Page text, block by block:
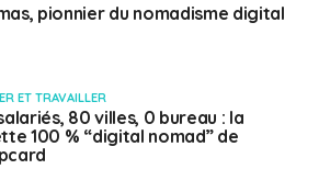
pionnier du nomadisme digital
ET TRAVAILLER
80 villes, 0 bureau : la
100 % “digital nomad” de